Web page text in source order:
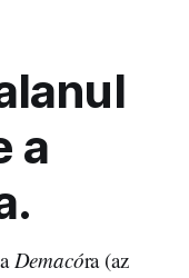
a
Demacóra (az